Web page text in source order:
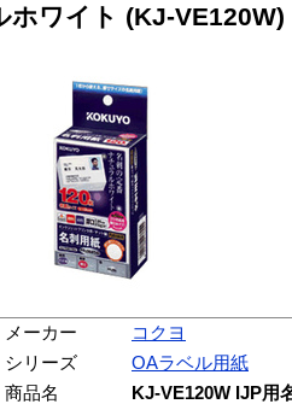
ホワイト (KJ-VE120W)
メーカー
コクヨ
シリーズ
OAラベル用紙
商品名
KJ-VE120W IJP用